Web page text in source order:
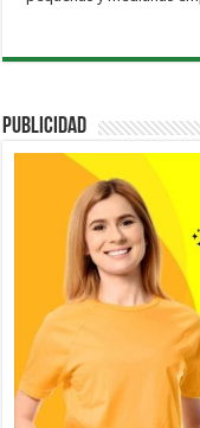
PUBLICIDAD